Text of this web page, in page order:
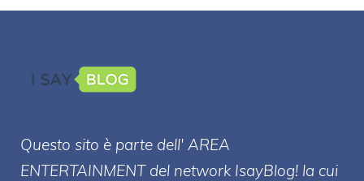
Questo sito è parte dell' AREA
ENTERTAINMENT del network IsayBlog! la cui